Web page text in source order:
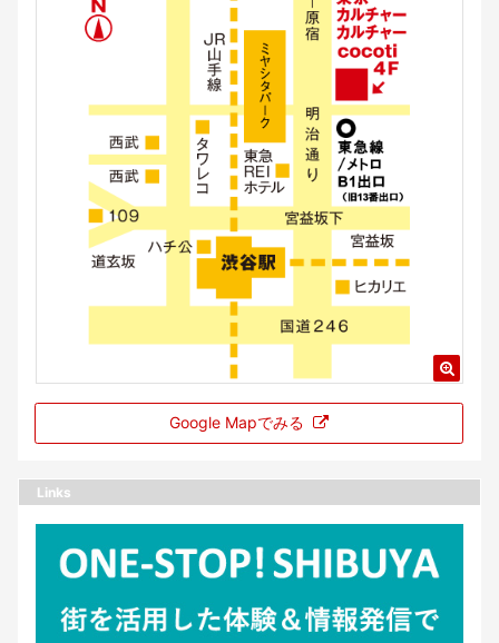
Google Mapでみる
Links